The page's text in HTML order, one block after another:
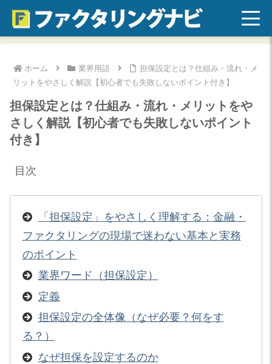
ホーム 業界用語
担保設定とは？仕組み・流れ・メ
リットをやさしく解説【初心者でも失敗しないポイント付き】
担保設定とは？仕組み・流れ・メリットをや
さしく解説【初心者でも失敗しないポイント
付き】
目次
「担保設定」をやさしく理解する：金融・
ファクタリングの現場で迷わない基本と実務
のポイント
業界ワード（担保設定）
定義
担保設定の全体像（なぜ必要？何をす
る？）
なぜ担保を設定するのか